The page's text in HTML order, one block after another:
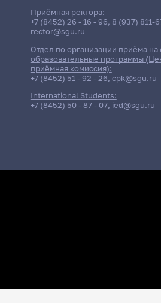
Приёмная ректора:
+7 (8452) 26 - 16 - 96, 8 (937) 811-
rector@sgu.ru
Отдел по организации приёма на
образовательные программы
приёмная комиссия):
+7 (8452) 51 - 92 - 26, cpk@sgu.ru
International Students:
+7 (8452) 50 - 87 - 07, ied@sgu.ru